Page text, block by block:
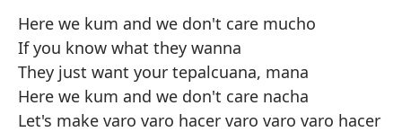
Here we kum and we don't care mucho
If you know what they wanna
They just want your tepalcuana, mana
Here we kum and we don't care nacha
Let's make varo varo hacer varo varo varo hacer